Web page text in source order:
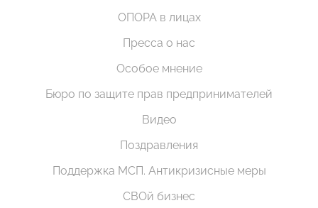
ОПОРА в лицах
Пресса о нас
Особое мнение
Бюро по защите прав предпринимателей
Видео
Поздравления
Поддержка МСП. Антикризисные меры
СВОй бизнес